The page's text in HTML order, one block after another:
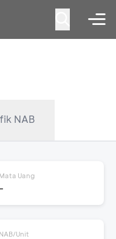
NAB
Mata Uang
-
NAB/Unit